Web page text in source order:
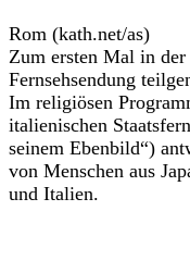
Rom (kath.net/as)
Zum ersten Mal in der
Fernsehsendung
Im religiösen
italienischen
seinem Ebenbild“)
von Menschen aus
und Italien.